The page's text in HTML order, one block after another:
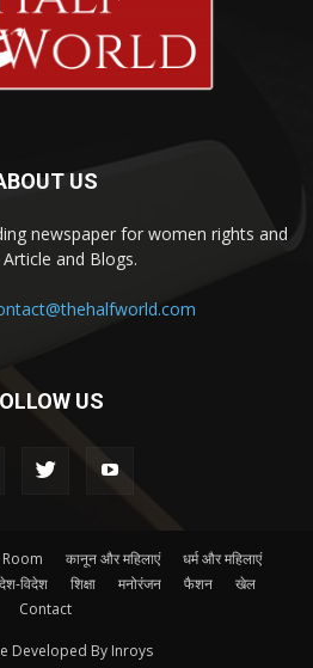
US
newspaper for women rights and
and Blogs.
US
कानून और महिलाएं
धर्म और महिलाएं
देश-विदेश शिक्षा मनोरंजन फैशन
खेल
Contact
Developed By Inroys